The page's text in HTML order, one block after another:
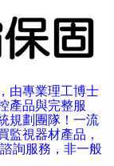
由專業理工博士
產品與完整服
規劃團隊！一流
監視器材產品，
詢服務，非一般